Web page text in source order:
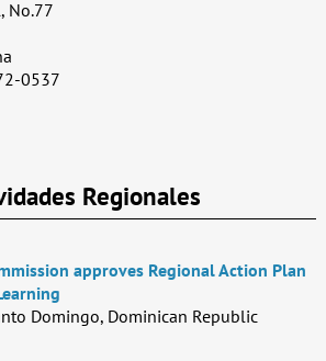
No.77
0537
Regionales
approves Regional Action Plan
Domingo, Dominican Republic